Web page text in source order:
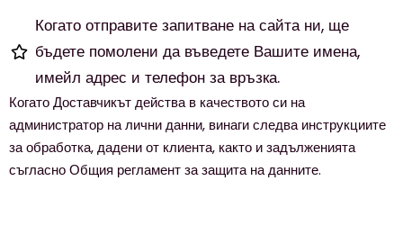
Когато отправите запитване на сайта ни, ще
бъдете помолени да въведете Вашите имена,
имейл адрес и телефон за връзка.
Когато Доставчикът действа в качеството си на
администратор на лични данни, винаги следва инструкциите
за обработка, дадени от клиента, както и задълженията
съгласно Общия регламент за защита на данните.